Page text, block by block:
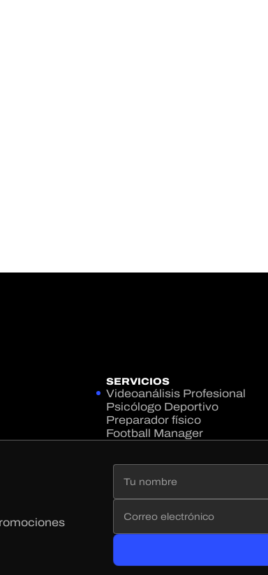
SERVICIOS
Videoanálisis Profesional
Psicólogo Deportivo
Preparador físico
Football Manager